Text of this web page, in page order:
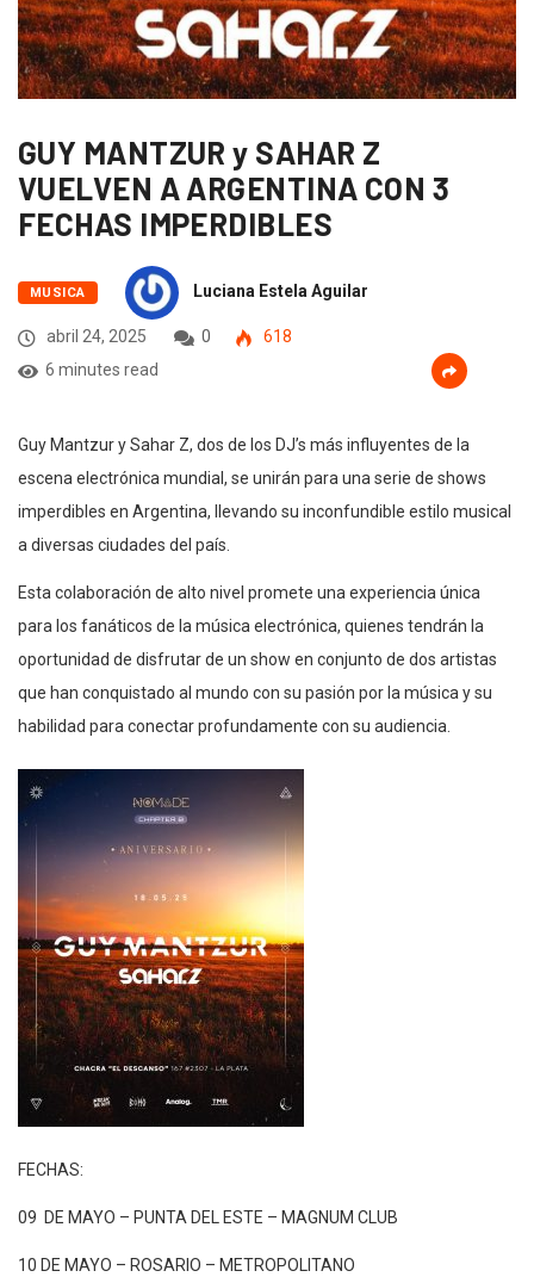
GUY MANTZUR y SAHAR Z
VUELVEN A ARGENTINA CON 3
FECHAS IMPERDIBLES
MUSICA Luciana Estela Aguilar
abril 24, 2025 0
618
6 minutes read
Guy Mantzur y Sahar Z, dos de los DJ’s más influyentes de la
escena electrónica mundial, se unirán para una serie de shows
imperdibles en Argentina, llevando su inconfundible estilo musical
a diversas ciudades del país.
Esta colaboración de alto nivel promete una experiencia única
para los fanáticos de la música electrónica, quienes tendrán la
oportunidad de disfrutar de un show en conjunto de dos artistas
que han conquistado al mundo con su pasión por la música y su
habilidad para conectar profundamente con su audiencia.
FECHAS:
09 DE MAYO – PUNTA DEL ESTE – MAGNUM CLUB
10 DE MAYO – ROSARIO – METROPOLITANO